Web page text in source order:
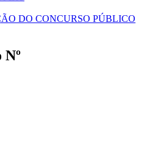
DO CONCURSO PÚBLICO